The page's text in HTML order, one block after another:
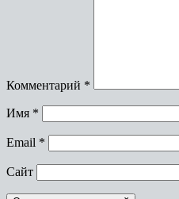
Комментарий *
Имя *
Email *
Сайт